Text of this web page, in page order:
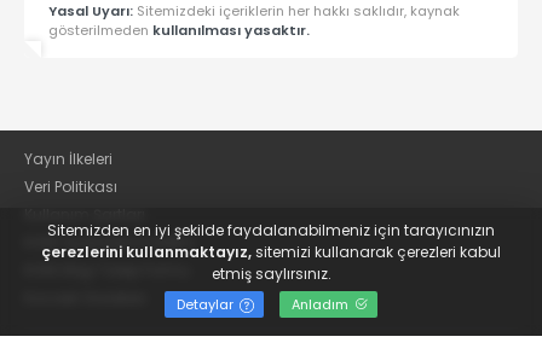
Yasal Uyarı: Sitemizdeki içeriklerin her hakkı saklıdır, kaynak
gösterilmeden kullanılması yasaktır.
Yayın İlkeleri
Veri Politikası
KVKK Aydınlatma Metni
Sitemizden en iyi şekilde faydalanabilmeniz için tarayıcınızın
çerezlerini kullanmaktayız,sitemizi kullanarak çerezleri kabul
etmiş saylırsınız.
Detaylar Anladım